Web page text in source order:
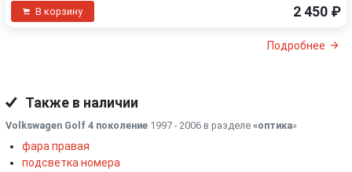
В корзину 2 450 ₽
Подробнее
Также в наличии
Volkswagen Golf 4 поколение 1997 - 2006 в разделе «оптика»
фара правая
подсветка номера